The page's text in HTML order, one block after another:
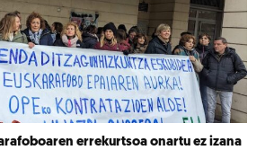
errekurtsoa onartu ez izana